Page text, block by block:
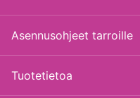
Asennusohjeet tarroille
Tuotetietoa